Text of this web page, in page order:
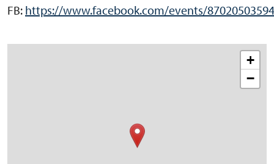
FB: https://www.facebook.com/events/
+
−